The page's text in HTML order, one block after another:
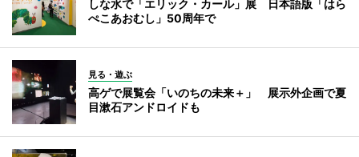
しな水で「エリック・カール」展 日本語版「はら
ぺこあおむし」50周年で
見る・遊ぶ
高ゲで展覧会「いのちの未来＋」 展示外企画で夏
目漱石アンドロイドも